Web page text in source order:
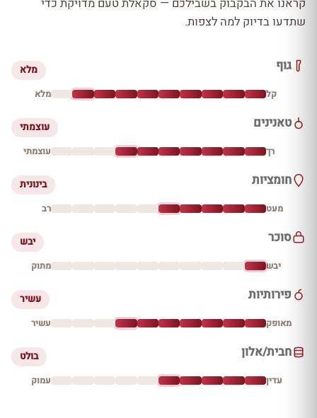
קראנו את הבקבוק בשבילכם — סקאלת טעם מדויקת כדי
שתדעו בדיוק למה לצפות.
גוף מלא
קל מלא
טאנינים עוצמתי
רך עוצמתי
חומציות בינונית
מעט רב
סוכר יבש
יבש מתוק
פירותיות עשיר
מאופק עשיר
חבית/אלון בולט
עדין עמוק